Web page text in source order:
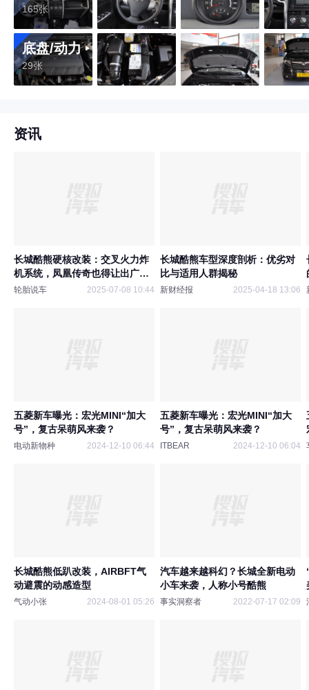
165张
底盘/动力
29张
资讯
长城酷熊硬核改装：交叉火力炸
机系统，凤凰传奇也得让出广场
C位
轮胎说车 2025-07-08 10:44
长城酷熊车型深度剖析：优劣对
比与适用人群揭秘
新财经报 2025-04-18 13:06
五菱新车曝光：宏光MINI“加大
号”，复古呆萌风来袭？
电动新物种 2024-12-10 06:44
五菱新车曝光：宏光MINI“加大
号”，复古呆萌风来袭？
ITBEAR 2024-12-10 06:04
长城酷熊低趴改装，AIRBFT气
动避震的动感造型
气动小张 2024-08-01 05:26
汽车越来越科幻？长城全新电动
小车来袭，人称小号酷熊
事实洞察者 2022-07-17 02:09